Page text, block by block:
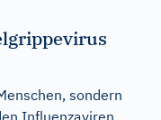
sondern
Influenzaviren